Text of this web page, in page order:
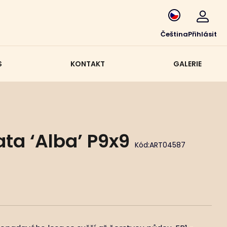
ČeštinaPřihlásit
KONTAKT GALERIE
‘Alba’ P9x9 Kód:ART04587